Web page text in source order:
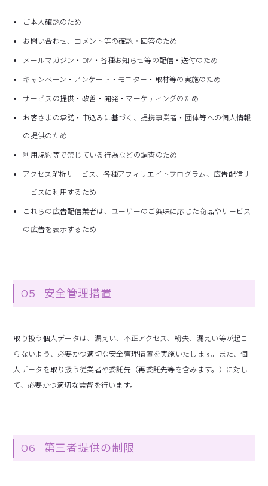
ご本人確認のため
お問い合わせ、コメント等の確認・回答のため
メールマガジン・DM・各種お知らせ等の配信・送付のため
キャンペーン・アンケート・モニター・取材等の実施のため
サービスの提供・改善・開発・マーケティングのため
お客さまの承諾・申込みに基づく、提携事業者・団体等への個人情報
の提供のため
利用規約等で禁じている行為などの調査のため
アクセス解析サービス、各種アフィリエイトプログラム、広告配信サ
ービスに利用するため
これらの広告配信業者は、ユーザーのご興味に応じた商品やサービス
の広告を表示するため
05 安全管理措置
取り扱う個人データは、漏えい、不正アクセス、紛失、漏えい等が起こ
らないよう、必要かつ適切な安全管理措置を実施いたします。また、個
人データを取り扱う従業者や委託先（再委託先等を含みます。）に対し
て、必要かつ適切な監督を行います。
06 第三者提供の制限